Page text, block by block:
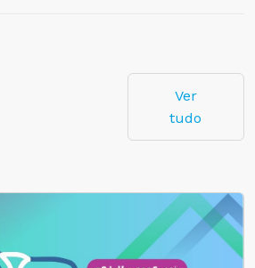
Ver
tudo